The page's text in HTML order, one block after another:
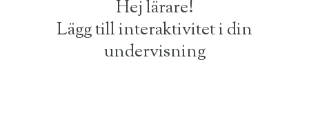
Hej lärare!
Lägg till interaktivitet i din
undervisning